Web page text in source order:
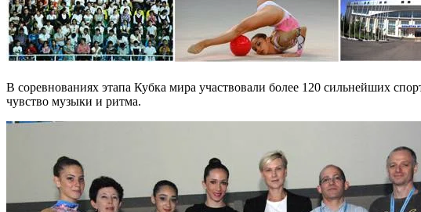
В соревнованиях этапа Кубка мира участвовали более 120 сильнейших
чувство музыки и ритма.